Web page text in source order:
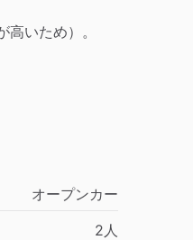
いため）。
オープンカー
2人